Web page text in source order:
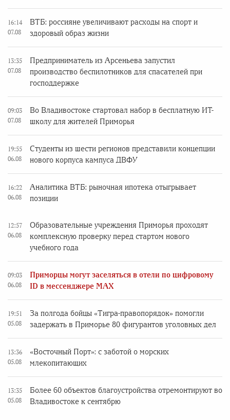
16:14
07.08
ВТБ: россияне увеличивают расходы на спорт и
здоровый образ жизни
13:35
07.08
Предприниматель из Арсеньева запустил
производство беспилотников для спасателей при
господдержке
09:03
07.08
Во Владивостоке стартовал набор в бесплатную ИТ-
школу для жителей Приморья
19:55
06.08
Студенты из шести регионов представили концепции
нового корпуса кампуса ДВФУ
16:22
06.08
Аналитика ВТБ: рыночная ипотека отыгрывает
позиции
12:57
06.08
Образовательные учреждения Приморья проходят
комплексную проверку перед стартом нового
учебного года
09:03
06.08
Приморцы могут заселяться в отели по цифровому
ID в мессенджере MAX
19:51
05.08
За полгода бойцы «Тигра-правопорядок» помогли
задержать в Приморье 80 фигурантов уголовных дел
13:36
05.08
«Восточный Порт»: с заботой о морских
млекопитающих
13:35
05.08
Более 60 объектов благоустройства отремонтируют во
Владивостоке к сентябрю